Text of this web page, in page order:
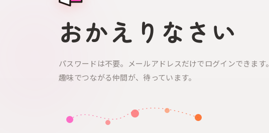
おかえりなさい
パスワードは不要。メールアドレスだけでログインできます。
趣味でつながる仲間が、待っています。